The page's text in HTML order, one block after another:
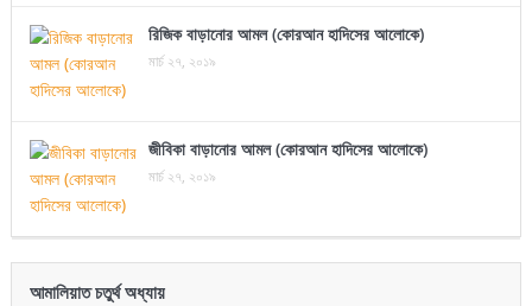
রিজিক বাড়ানোর আমল (কোরআন হাদিসের আলোকে)
মার্চ ২৭, ২০১৯
জীবিকা বাড়ানোর আমল (কোরআন হাদিসের আলোকে)
মার্চ ২৭, ২০১৯
আমালিয়াত চতুর্থ অধ্যায়